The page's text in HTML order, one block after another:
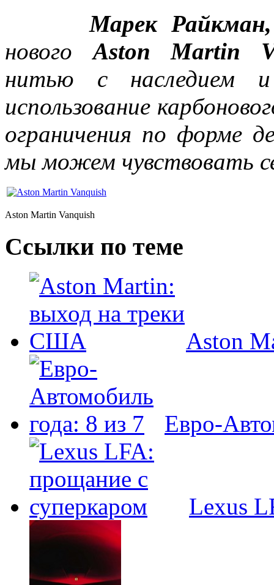
Марек
новогоAston Martin
нитью с наследием
использование
ограничения по форме
мы можем чувствовать
Aston Martin Vanquish
Ссылки по теме
Aston
Евро-
Lexus